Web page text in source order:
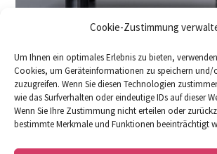
Cookie-Zustimmung
Um Ihnen ein optimales Erlebnis zu bieten,
Cookies, um Geräteinformationen zu speichern und/
zuzugreifen. Wenn Sie diesen Technologien
wie das Surfverhalten oder eindeutige IDs auf dieser
Wenn Sie Ihre Zustimmung nicht erteilen oder
bestimmte Merkmale und Funktionen beeinträchtigt
DOWNLOADS FACEBOOK
COOKIE-RICHTLINIE (EU)